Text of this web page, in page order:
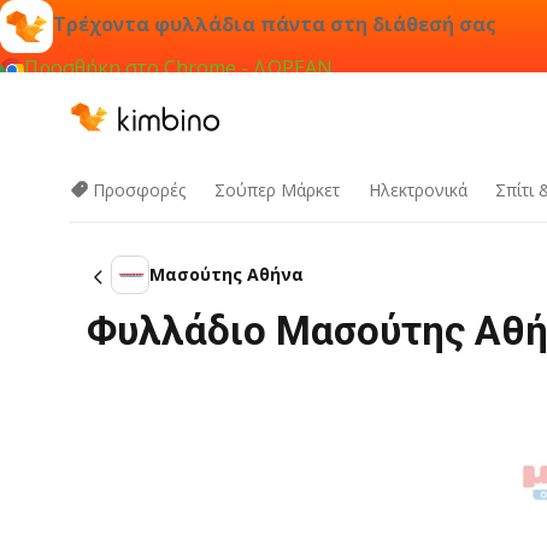
Τρέχοντα φυλλάδια πάντα στη διάθεσή σας
Προσθήκη στο Chrome - ΔΩΡΕΑΝ
Προσφορές Σούπερ Μάρκετ Hλεκτρονικά Σπίτι
Μασούτης Αθήνα
Φυλλάδιο Μασούτης